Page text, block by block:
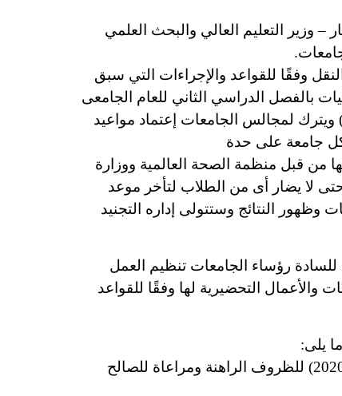
الدكتور/ خالد عبد الغفار – وزير التعليم العالي والبحث العلمي
وفقًا للقواعد والإجراءات التي سبق
بالفصل الدراسي الثاني للعام الجامعى
2019) علي أن تبدأ أعمال أمتحانات السنوات النهائية بكافة الجامعات والمعاهد إعتبار من (2020/7/1) ويترك لمجالس الجامعات إعتماد مواعيد
كل جامعة على حدة
من قبل منظمة الصحة العالمية ووزارة
لا يضار أى من الطلاب لتأخر موعد
وظهور النتائج وستتولى إداره التجنيد
لسنة (2020) والذي أصبح بموجب أحكامه للسادة رؤساء الجامعات تنظيم العمل
والأعمال التحضيرية لها وفقًا للقواعد
• مد العام الجامعي لهذا العام إلى (2020/9/15) نظراً لامتداد أعمال الأمتحانات فعليا لهذا العام لما بعد (2020/7/31) للظروف الراهنة ومراعاة للصالح